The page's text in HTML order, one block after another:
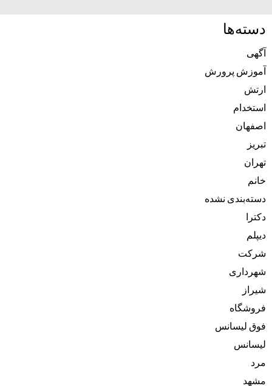
دسته‌ها
آگهی
آموزش پرورش
ارتش
استخدام
اصفهان
تبریز
تهران
خانم
دسته‌بندی نشده
دکترا
دیپلم
شرکت
شهرداری
شیراز
فروشگاه
فوق لیسانس
لیسانس
مرد
مشهد